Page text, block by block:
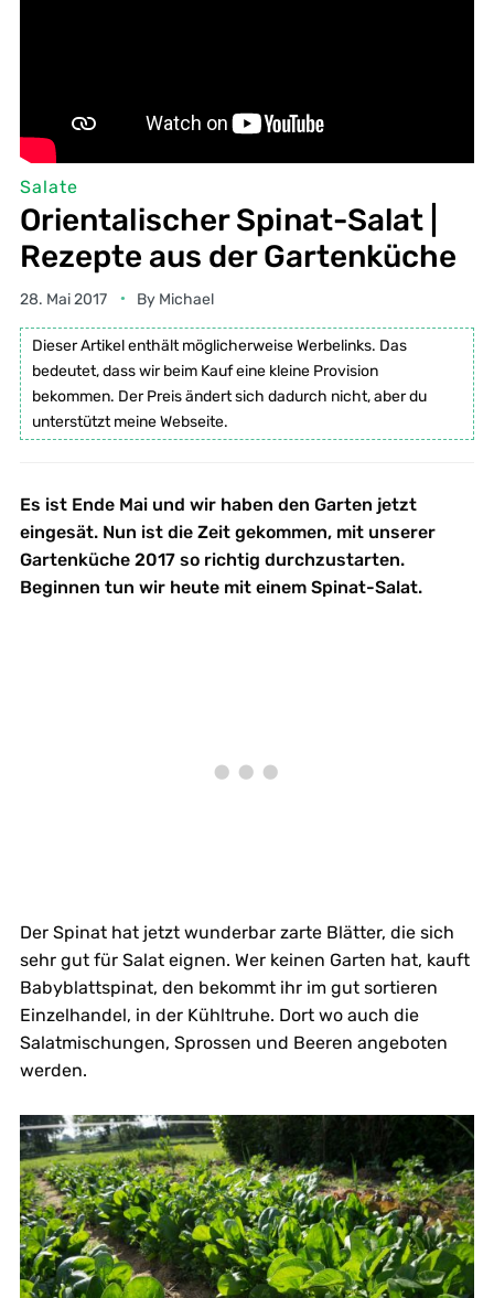
Salate
Orientalischer Spinat-Salat |
Rezepte aus der Gartenküche
28. Mai 2017 By Michael
Dieser Artikel enthält möglicherweise Werbelinks. Das
bedeutet, dass wir beim Kauf eine kleine Provision
bekommen. Der Preis ändert sich dadurch nicht, aber du
unterstützt meine Webseite.
Es ist Ende Mai und wir haben den Garten jetzt
eingesät. Nun ist die Zeit gekommen, mit unserer
Gartenküche 2017 so richtig durchzustarten.
Beginnen tun wir heute mit einem Spinat-Salat.
Der Spinat hat jetzt wunderbar zarte Blätter, die sich
sehr gut für Salat eignen. Wer keinen Garten hat, kauft
Babyblattspinat, den bekommt ihr im gut sortieren
Einzelhandel, in der Kühltruhe. Dort wo auch die
Salatmischungen, Sprossen und Beeren angeboten
werden.